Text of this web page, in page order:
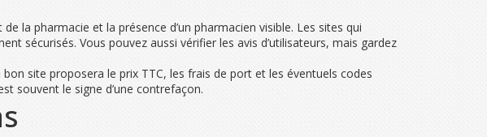
la pharmacie et la présence d’un pharmacien visible. Les sites qui
sécurisés. Vous pouvez aussi vérifier les avis d’utilisateurs, mais gardez
site proposera le prix TTC, les frais de port et les éventuels codes
souvent le signe d’une contrefaçon.